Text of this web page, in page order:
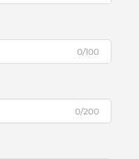
0/100
0/200